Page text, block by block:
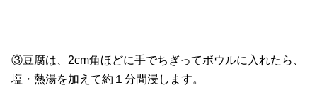
③豆腐は、2cm角ほどに手でちぎってボウルに入れたら、
塩・熱湯を加えて約１分間浸します。